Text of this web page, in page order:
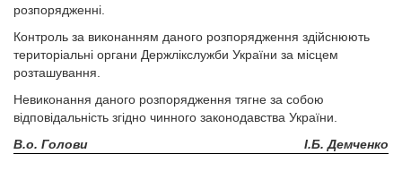
розпорядженні.
Контроль за виконанням даного розпорядження здійснюють
територіальні органи Держлікслужби України за місцем
розташування.
Невиконання даного розпорядження тягне за собою
відповідальність згідно чинного законодавства України.
В.о. Голови
І.Б. Демченко